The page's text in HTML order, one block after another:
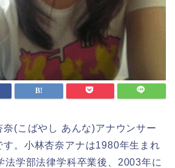
(こばやし あんな)アナウンサー
す。小林杏奈アナは1980年生まれ
法学部法律学科卒業後、2003年に